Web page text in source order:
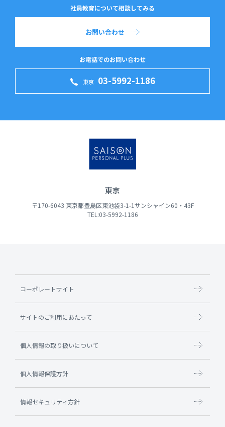
社員教育について相談してみる
お問い合わせ
お電話でのお問い合わせ
東京 03-5992-1186
東京
〒170-6043 東京都豊島区東池袋3-1-1サンシャイン60・43F
TEL:03-5992-1186
コーポレートサイト
サイトのご利用にあたって
個人情報の取り扱いについて
個人情報保護方針
情報セキュリティ方針